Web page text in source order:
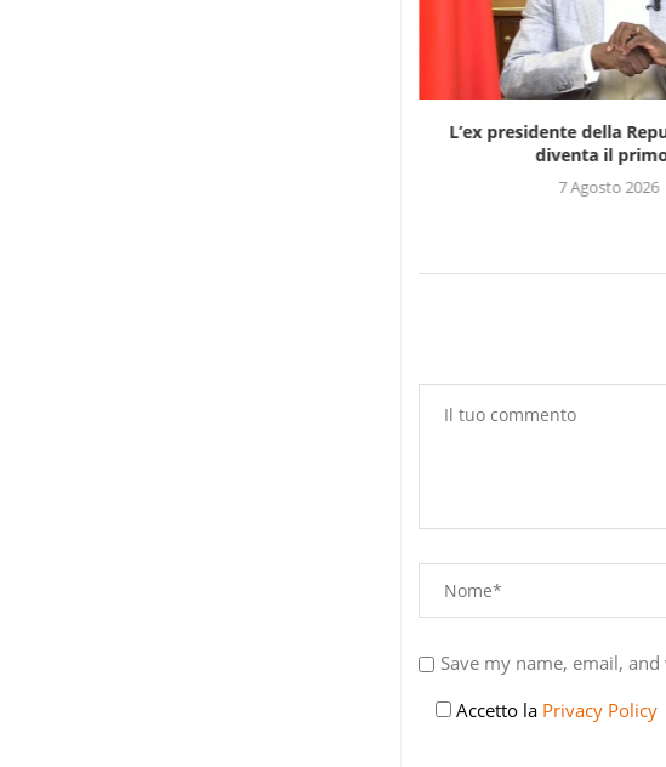
L’ex presidente della
diventa il
7 Agosto 2026
Save my name, email,
Accetto la Privacy Policy